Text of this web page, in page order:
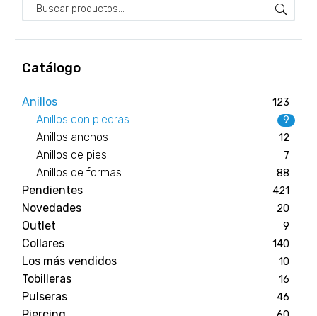
Catálogo
Anillos 123
Anillos con piedras 9
Anillos anchos 12
Anillos de pies 7
Anillos de formas 88
Pendientes 421
Novedades 20
Outlet 9
Collares 140
Los más vendidos 10
Tobilleras 16
Pulseras 46